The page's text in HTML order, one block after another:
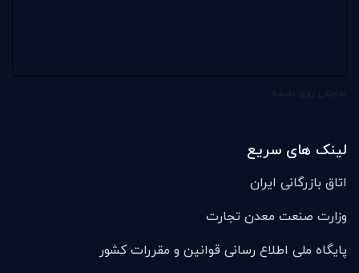
لینک های سریع
اتاق بازرگانی ایران
وزارت صنعت معدن تجارت
پایگاه ملی اطلاع رسانی قوانین و مقررات کشور